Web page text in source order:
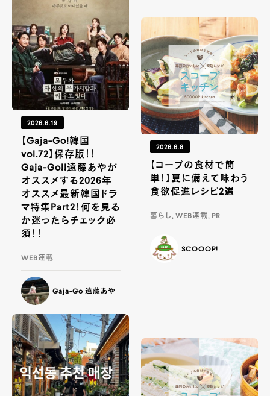
2026.6.19
【Gaja-Go!韓国
vol.72】保存版！！
Gaja-Go!!遠藤あやが
オススメする2026年
オススメ最新韓国ドラ
マ特集Part2！何を見る
か迷ったらチェック必
須！！
WEB連載
Gaja-Go 遠藤あや
2026.6.8
【コープの食材で簡
単！】夏に備えて味わう
食欲促進レシピ2選
暮らし, WEB連載, PR
SCOOOP!